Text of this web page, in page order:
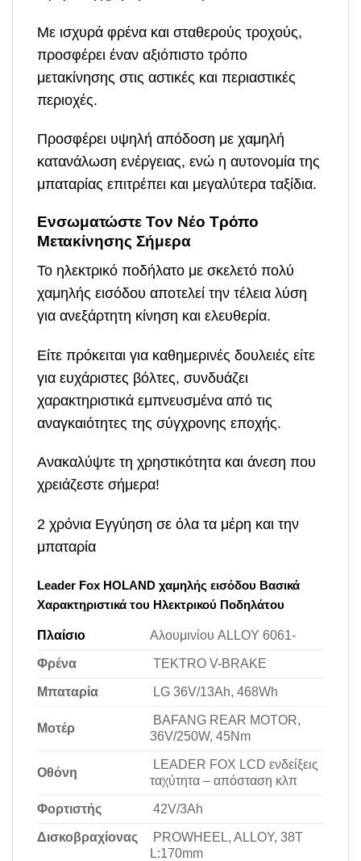
Με ισχυρά φρένα και σταθερούς τροχούς,
προσφέρει έναν αξιόπιστο τρόπο
μετακίνησης στις αστικές και περιαστικές
περιοχές.
Προσφέρει υψηλή απόδοση με χαμηλή
κατανάλωση ενέργειας, ενώ η αυτονομία της
μπαταρίας επιτρέπει και μεγαλύτερα ταξίδια.
Ενσωματώστε Τον Νέο Τρόπο
Μετακίνησης Σήμερα
Το ηλεκτρικό ποδήλατο με σκελετό πολύ
χαμηλής εισόδου αποτελεί την τέλεια λύση
για ανεξάρτητη κίνηση και ελευθερία.
Είτε πρόκειται για καθημερινές δουλειές είτε
για ευχάριστες βόλτες, συνδυάζει
χαρακτηριστικά εμπνευσμένα από τις
αναγκαιότητες της σύγχρονης εποχής.
Ανακαλύψτε τη χρηστικότητα και άνεση που
χρειάζεστε σήμερα!
2 χρόνια Εγγύηση σε όλα τα μέρη και την
μπαταρία
Leader Fox HOLAND χαμηλής εισόδου Βασικά
Χαρακτηριστικά του Ηλεκτρικού Ποδηλάτου
Πλαίσιο Αλουμινίου ALLOY 6061-
Φρένα TEKTRO V-BRAKE
Μπαταρία LG 36V/13Ah, 468Wh
Mοτέρ
BAFANG REAR MOTOR,
36V/250W, 45Nm
Οθόνη
LEADER FOX LCD ενδείξεις
ταχύτητα – απόσταση κλπ
Φορτιστής 42V/3Ah
Δισκοβραχίονας
PROWHEEL, ALLOY, 38T
L:170mm